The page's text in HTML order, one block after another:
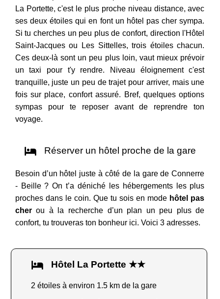
La Portette, c'est le plus proche niveau distance, avec
ses deux étoiles qui en font un hôtel pas cher sympa.
Si tu cherches un peu plus de confort, direction l'Hôtel
Saint-Jacques ou Les Sittelles, trois étoiles chacun.
Ces deux-là sont un peu plus loin, vaut mieux prévoir
un taxi pour t'y rendre. Niveau éloignement c'est
tranquille, juste un peu de trajet pour arriver, mais une
fois sur place, confort assuré. Bref, quelques options
sympas pour te reposer avant de reprendre ton
voyage.
Réserver un hôtel proche de la gare
Besoin d’un hôtel juste à côté de la gare de Connerre
- Beille ? On t’a déniché les hébergements les plus
proches dans le coin. Que tu sois en mode hôtel pas
cherou à la recherche d’un plan un peu plus de
confort, tu trouveras ton bonheur ici. Voici 3 adresses.
Hôtel La Portette ★★
2 étoiles à environ 1.5 km de la gare